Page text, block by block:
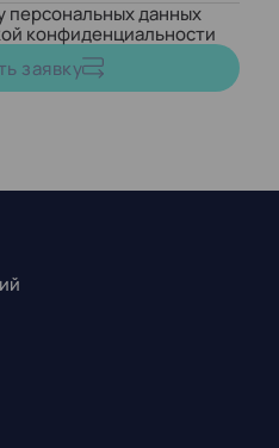
2026
13
персональных данных
конфиденциальности
заявку